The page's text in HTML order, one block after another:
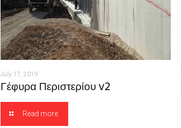
July 17, 2019
Γέφυρα Περιστερίου v2
Read more